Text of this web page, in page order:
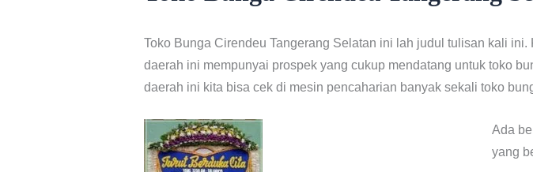
Toko Bunga Cirendeu Tangerang Selatan ini lah judul tulisan kali
daerah ini mempunyai prospek yang cukup mendatang untuk toko
daerah ini kita bisa cek di mesin pencaharian banyak sekali toko
Ada
yang